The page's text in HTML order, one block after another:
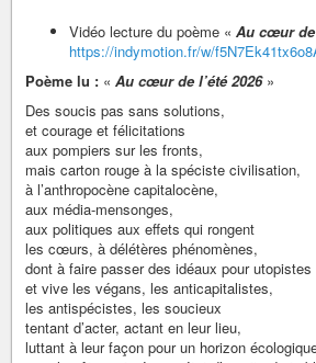
Vidéo lecture du poème « Au cœur de
https://indymotion.fr/w/
Poème lu : « Au cœur de l’été 2026»
Des soucis pas sans solutions,
et courage et félicitations
aux pompiers sur les fronts,
mais carton rouge à la spéciste civilisation,
à l’anthropocène capitalocène,
aux média-mensonges,
aux politiques aux effets qui rongent
les cœurs, à délétères phénomènes,
dont à faire passer des idéaux pour utopistes
et vive les végans, les anticapitalistes,
les antispécistes, les soucieux
tentant d’acter, actant en leur lieu,
luttant à leur façon pour un horizon